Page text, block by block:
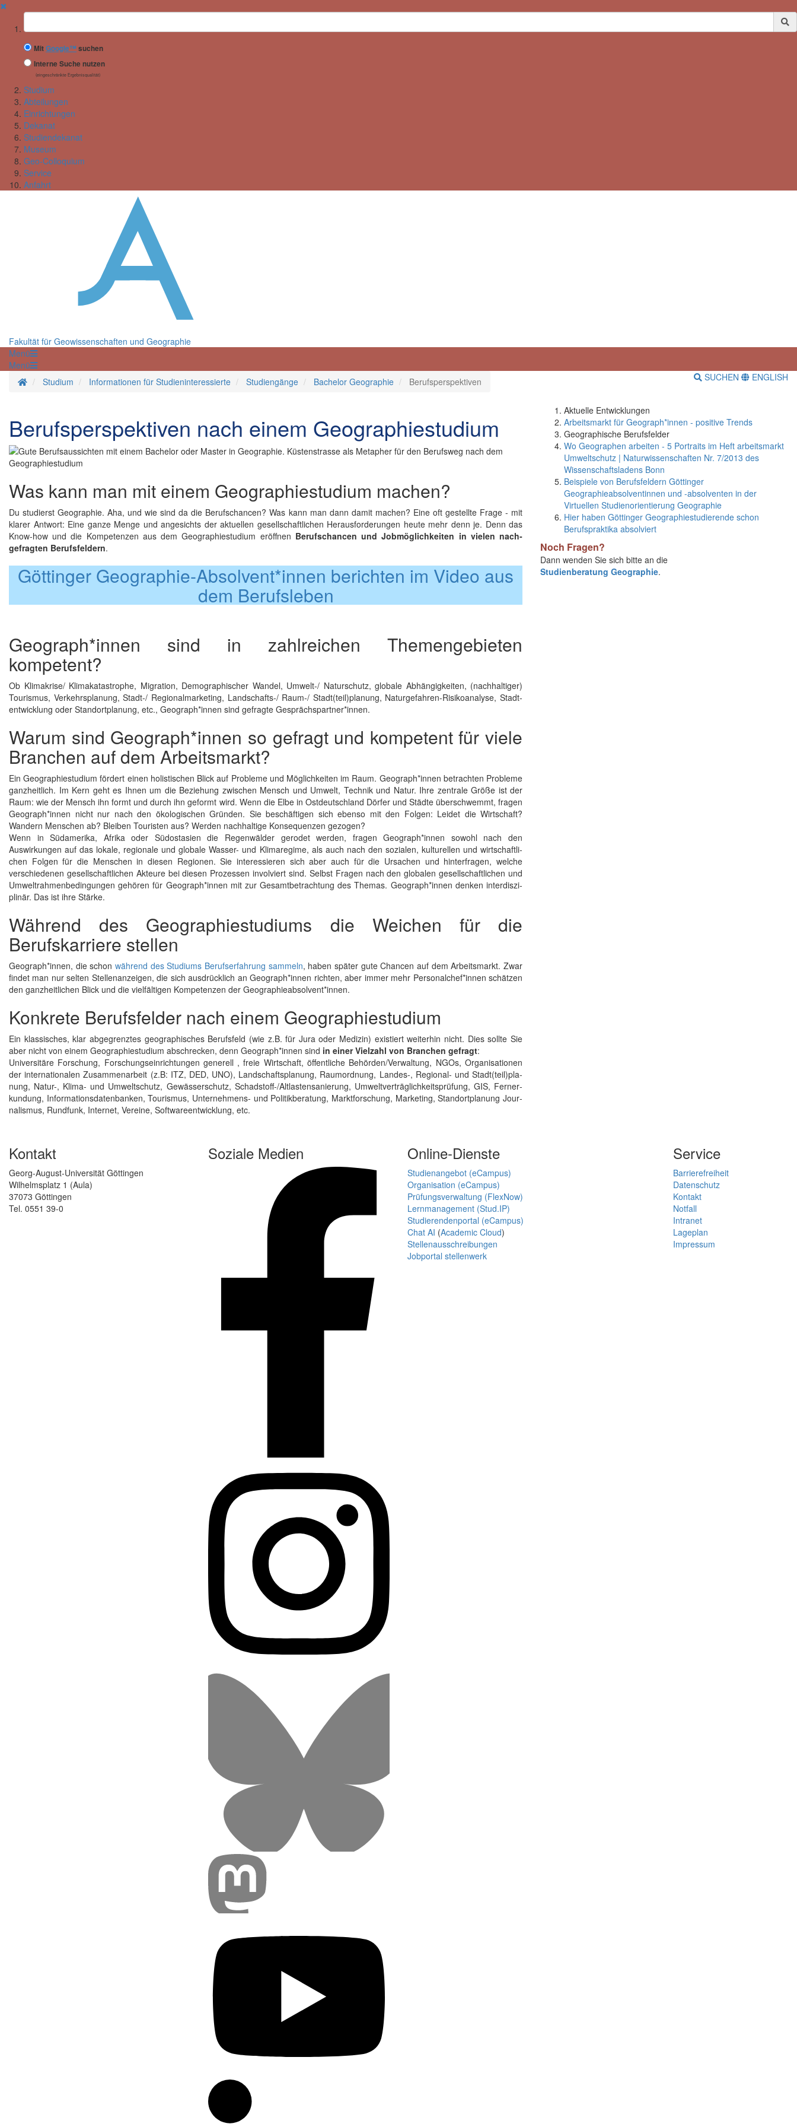
✖
Suchbegriff
MitGoogle™ suchen
Interne Suche nutzen
(eingeschränkte Ergebnisqualität)
Studium
Abteilungen
Einrichtungen
Dekanat
Studiendekanat
Museum
Geo-Colloquium
Service
Anfahrt
Fakultät für Geowissenschaften und Geographie
Menü
Menü
Startseite
Studium Informationen für Studieninteressierte Studiengänge Bachelor Geographie Berufsperspektiven SUCHEN ENGLISH
Berufsperspektiven nach einem Geographiestudium
Was kann man mit einem Geographiestudium machen?
Du studierst Geographie. Aha, und wie sind da die Berufschancen? Was kann man dann damit machen? Eine oft gestellte Frage - mit
klarer Antwort: Eine ganze Menge und angesichts der aktu­el­len ge­sell­schaft­li­chen Heraus­for­derun­gen heute mehr denn je. Denn das
Know-how und die Kom­pe­ten­zen aus dem Geogra­phie­studium eröff­nen Berufschancen und Jobmöglichkeiten in vielen nach­
gefrag­ten Berufsfeldern.
Göttinger Geographie-Absolvent*innen berichten im Video aus
dem Berufsleben
Geograph*innen sind in zahlreichen Themengebieten
kompetent?
Ob Klimakrise/ Klima­kata­stro­phe, Mi­gra­tion, Demo­gra­phi­scher Wan­del, Um­welt-/ Natur­schutz, glo­ba­le Ab­hängig­kei­ten, (nach­halti­ger)
Tou­ris­mus, Ver­kehrs­pla­nung, Stadt-/ Re­gio­nal­mar­ke­ting, Land­schafts-/ Raum-/ Stadt(teil)pla­nung, Na­tur­ge­fah­ren-Risi­ko­analy­se, Stadt­
ent­wick­lung oder Stand­ort­pla­nung, etc., Geo­gra­ph*in­nen sind ge­frag­te Ge­sprächs­part­ner*in­nen.
Warum sind Geograph*innen so gefragt und kompetent für viele
Branchen auf dem Arbeitsmarkt?
Ein Geographiestudium fördert einen holistischen Blick auf Probleme und Möglichkeiten im Raum. Geograph*innen betrachten Probleme
ganzheitlich. Im Kern geht es Ihnen um die Beziehung zwischen Mensch und Umwelt, Technik und Natur. Ihre zentrale Größe ist der
Raum: wie der Mensch ihn formt und durch ihn geformt wird. Wenn die Elbe in Ostdeutschland Dörfer und Städte überschwemmt, fragen
Geogra­ph*innen nicht nur nach den ökologischen Gründen. Sie beschäftigen sich ebenso mit den Folgen: Leidet die Wirtschaft?
Wandern Menschen ab? Bleiben Tou­ris­ten aus? Wer­den nach­haltige Kon­se­quen­zen gezogen?
Wenn in Südamerika, Afrika oder Südostasien die Regenwälder gerodet werden, fragen Geogra­ph*innen sowohl nach den
Auswirkungen auf das lokale, regionale und globale Wasser- und Kli­ma­regime, als auch nach den sozialen, kul­turellen und wirt­schaftli­
chen Folgen für die Menschen in diesen Regionen. Sie interessieren sich aber auch für die Ursachen und hinterfragen, welche
verschiedenen gesellschaftlichen Akteure bei diesen Prozessen involviert sind. Selbst Fragen nach den glo­ba­len ge­sell­schaft­li­chen und
Um­welt­rahmen­be­dingungen ge­hö­ren für Geo­gra­ph*in­nen mit zur Ge­samt­be­trach­tung des The­mas. Geo­gra­ph*in­nen den­ken inter­diszi­
pli­när. Das ist ihre Stär­ke.
Während des Geographiestudiums die Weichen für die
Berufskarriere stellen
Geograph*innen, die schon während des Studiums Berufserfahrung sammeln, haben später gute Chancen auf dem Arbeitsmarkt. Zwar
findet man nur selten Stellenanzeigen, die sich ausdrücklich an Geograph*innen richten, aber immer mehr Personalchef*innen schätzen
den ganzheitlichen Blick und die vielfältigen Kompetenzen der Geographieabsolvent*innen.
Konkrete Berufsfelder nach einem Geographiestudium
Ein klassisches, klar abgegrenztes geographisches Berufsfeld (wie z.B. für Jura oder Medizin) existiert weiterhin nicht. Dies sollte Sie
aber nicht von einem Geographie­studium abschrecken, denn Geogra­ph*innen sind in einer Vielzahl von Branchen gefragt:
Universitäre Forschung, For­schungs­­ein­rich­tun­gen ge­ne­rell , freie Wirt­schaft, öffent­li­che Be­hör­den/Ver­wal­tung, NGOs, Orga­ni­sa­tio­nen
der in­ter­na­tiona­len Zu­sam­men­ar­beit (z.B: ITZ, DED, UNO), Land­schafts­pla­nung, Raum­ord­nung, Lan­des-, Regional- und Stadt(teil)pla­
nung, Natur-, Klima- und Um­welt­schutz, Ge­wäs­ser­schutz, Schad­stoff-/Alt­lasten­sa­nie­rung, Um­welt­ver­träg­lich­keits­prüfung, GIS, Fern­er­
kun­dung, In­for­mations­daten­ban­ken, Tou­ris­mus, Un­ter­neh­mens- und Po­li­tik­bera­tung, Markt­for­schung, Mar­ke­ting, Stand­ort­pla­nung Jour­
na­lis­mus, Rund­funk, Inter­net, Ver­eine, Soft­ware­ent­wicklung, etc.
Aktuelle Entwicklungen
Arbeitsmarkt für Geograph*innen - positive Trends
Geographische Berufsfelder
Wo Geographen arbeiten - 5 Portraits im Heft arbeitsmarkt
Umweltschutz | Naturwissenschaften Nr. 7/2013 des
Wissenschaftsladens Bonn
Beispiele von Berufsfeldern Göttinger
Geographieabsolventinnen und -absolventen in der
Virtuellen Studienorientierung Geographie
Hier haben Göttinger Geographiestudierende schon
Berufspraktika absolviert
Noch Fragen?
Dann wenden Sie sich bitte an die
Studienberatung Geographie.
Kontakt
Georg-August-Universität Göttingen
Wilhelmsplatz 1 (Aula)
37073 Göttingen
Tel. 0551 39-0
Soziale Medien Online-Dienste
Studienangebot (eCampus)
Organisation (eCampus)
Prüfungsverwaltung (FlexNow)
Lernmanagement (Stud.IP)
Studierendenportal (eCampus)
Chat AI (Academic Cloud)
Stellenausschreibungen
Jobportal stellenwerk
Service
Barrierefreiheit
Datenschutz
Kontakt
Notfall
Intranet
Lageplan
Impressum